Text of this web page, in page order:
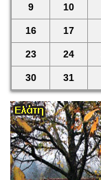
9 10
16 17
23 24
30 31